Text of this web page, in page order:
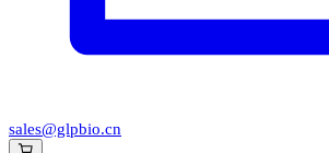
sales@glpbio.cn